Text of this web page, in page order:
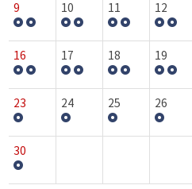
9 10 11 12
16 17 18 19
23 24 25 26
30